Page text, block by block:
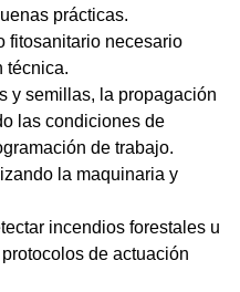
prácticas.
fitosanitario necesario
técnica.
y semillas, la propagación
las condiciones de
de trabajo.
la maquinaria y
incendios forestales u
de actuación